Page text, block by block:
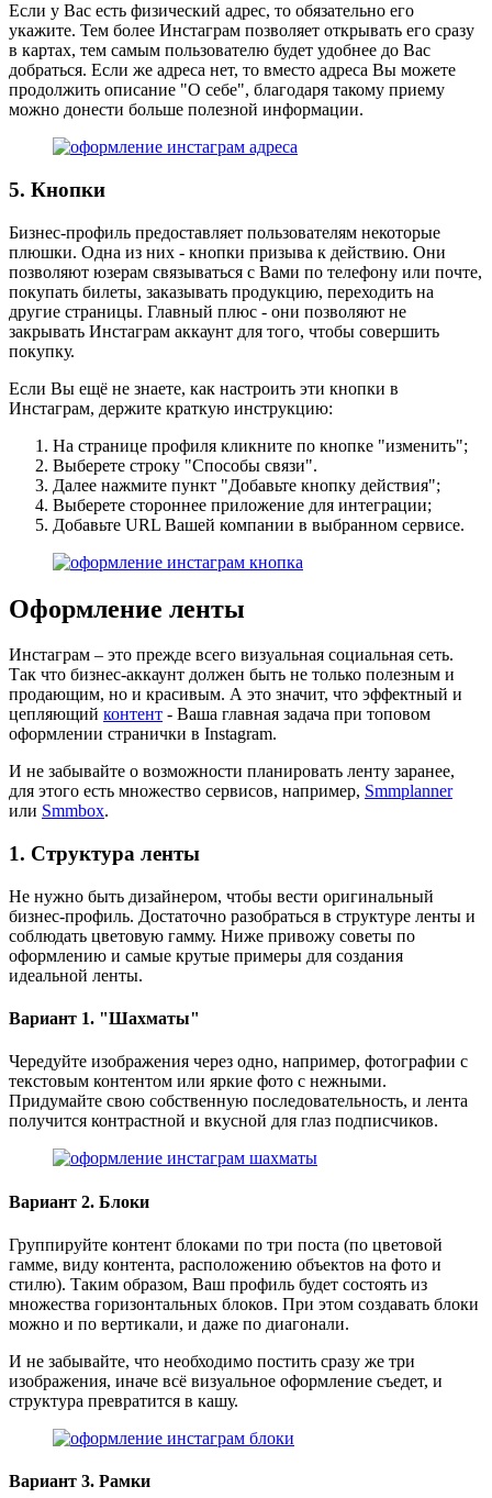
Если у Вас есть физический адрес, то обязательно его
укажите. Тем более Инстаграм позволяет открывать его сразу
в картах, тем самым пользователю будет удобнее до Вас
добраться. Если же адреса нет, то вместо адреса Вы можете
продолжить описание "О себе", благодаря такому приему
можно донести больше полезной информации.
5. Кнопки
Бизнес-профиль предоставляет пользователям некоторые
плюшки. Одна из них - кнопки призыва к действию. Они
позволяют юзерам связываться с Вами по телефону или почте,
покупать билеты, заказывать продукцию, переходить на
другие страницы. Главный плюс - они позволяют не
закрывать Инстаграм аккаунт для того, чтобы совершить
покупку.
Если Вы ещё не знаете, как настроить эти кнопки в
Инстаграм, держите краткую инструкцию:
На странице профиля кликните по кнопке "изменить";
Выберете строку "Способы связи".
Далее нажмите пункт "Добавьте кнопку действия";
Выберете стороннее приложение для интеграции;
Добавьте URL Вашей компании в выбранном сервисе.
Оформление ленты
Инстаграм – это прежде всего визуальная социальная сеть.
Так что бизнес-аккаунт должен быть не только полезным и
продающим, но и красивым. А это значит, что эффектный и
цепляющий контент - Ваша главная задача при топовом
оформлении странички в Instagram.
И не забывайте о возможности планировать ленту заранее,
для этого есть множество сервисов, например, Smmplanner
или Smmbox.
1. Структура ленты
Не нужно быть дизайнером, чтобы вести оригинальный
бизнес-профиль. Достаточно разобраться в структуре ленты и
соблюдать цветовую гамму. Ниже привожу советы по
оформлению и самые крутые примеры для создания
идеальной ленты.
Вариант 1. "Шахматы"
Чередуйте изображения через одно, например, фотографии с
текстовым контентом или яркие фото с нежными.
Придумайте свою собственную последовательность, и лента
получится контрастной и вкусной для глаз подписчиков.
Вариант 2. Блоки
Группируйте контент блоками по три поста (по цветовой
гамме, виду контента, расположению объектов на фото и
стилю). Таким образом, Ваш профиль будет состоять из
множества горизонтальных блоков. При этом создавать блоки
можно и по вертикали, и даже по диагонали.
И не забывайте, что необходимо постить сразу же три
изображения, иначе всё визуальное оформление съедет, и
структура превратится в кашу.
Вариант 3. Рамки